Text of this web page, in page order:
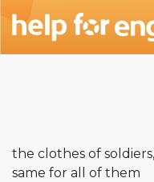
the clothes of
same for all of them